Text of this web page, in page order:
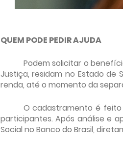
QUEM PODE PEDIR AJUDA
Podem solicitar o
Justiça, residam no Estado de
renda, até o momento da
O cadastramento é feito
participantes. Após análise e
Social no Banco do Brasil,